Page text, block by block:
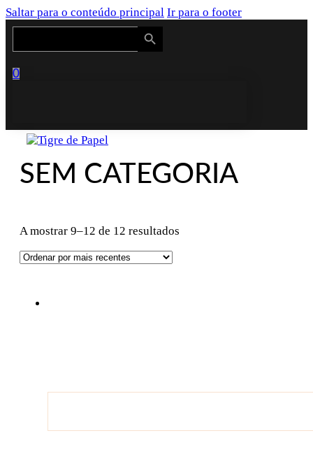
Saltar para o conteúdo principal Ir para o footer
Search
Search Button
0
SEM CATEGORIA
A mostrar 9–12 de 12 resultados